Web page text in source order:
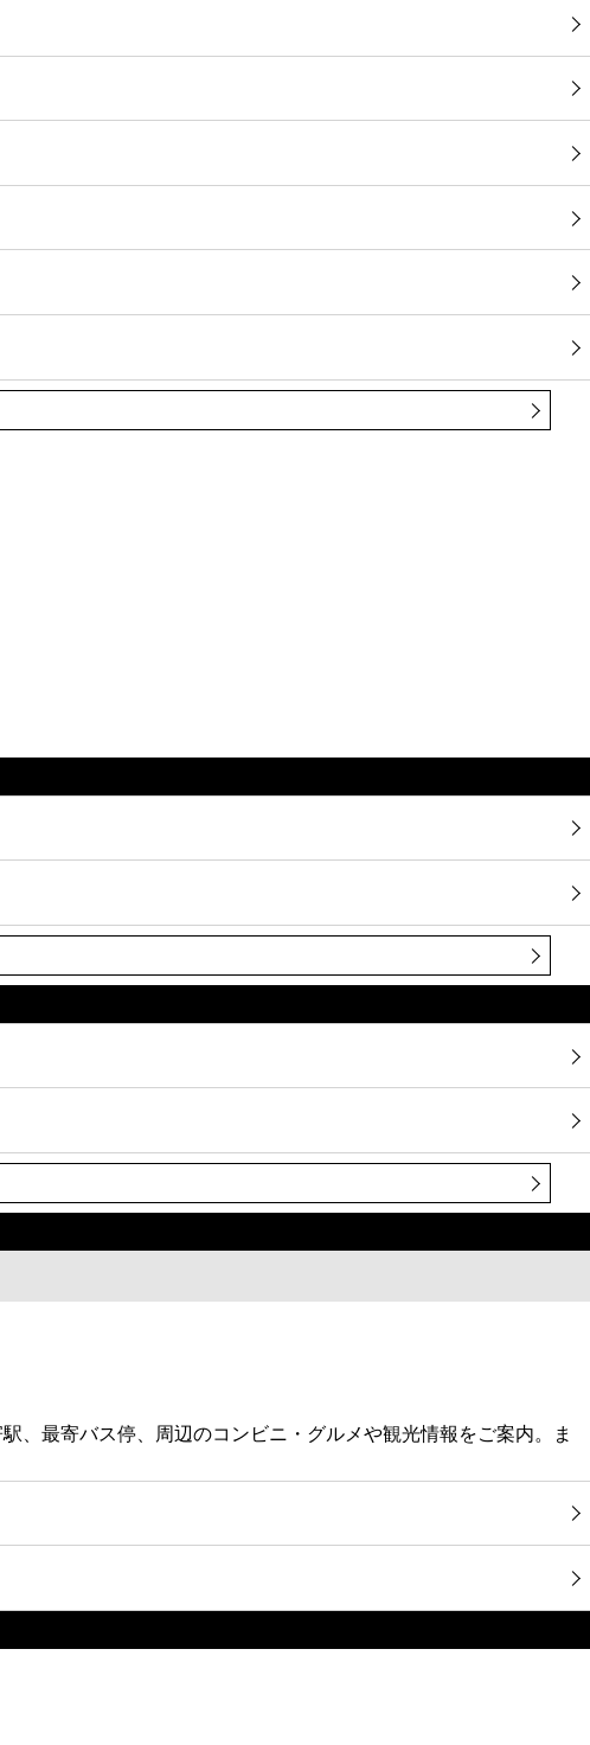
、最寄バス停、周辺のコンビニ・グルメや観光情報をご案内。ま